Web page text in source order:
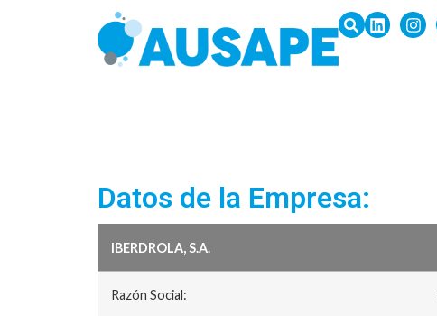
Datos de la Empresa:
IBERDROLA, S.A.
Razón Social: